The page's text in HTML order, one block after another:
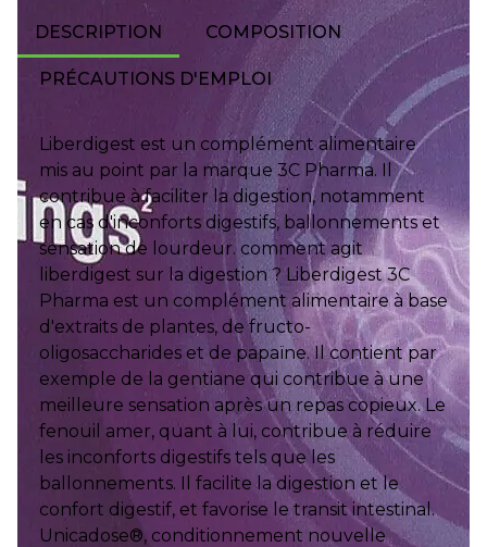
DESCRIPTION COMPOSITION
PRÉCAUTIONS D'EMPLOI
Liberdigest est un complément alimentaire
mis au point par la marque 3C Pharma. Il
contribue à faciliter la digestion, notamment
en cas d'inconforts digestifs, ballonnements et
sensation de lourdeur. comment agit
liberdigest sur la digestion ? Liberdigest 3C
Pharma est un complément alimentaire à base
d'extraits de plantes, de fructo-
oligosaccharides et de papaïne. Il contient par
exemple de la gentiane qui contribue à une
meilleure sensation après un repas copieux. Le
fenouil amer, quant à lui, contribue à réduire
les inconforts digestifs tels que les
ballonnements. Il facilite la digestion et le
confort digestif, et favorise le transit intestinal.
Unicadose®, conditionnement nouvelle